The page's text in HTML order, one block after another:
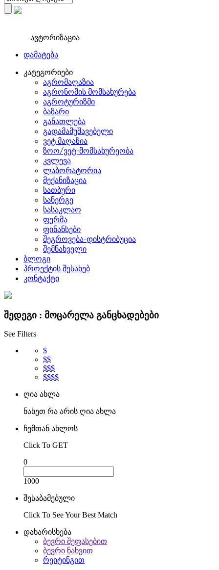
ავტორიზაცია
დამატება
კატეგორიები
აგრომაღაზია
აგრონომის მომსახურება
აგროტურიზმი
ბაზარი
განათლება
გადამამუშავებელი
ვეტ მაღაზია
ზოო/ვეტ-მომსახურეობა
კვლევა
ლაბორატორია
მექანიზაცია
სათბური
სანერგე
სასაკლაო
ფერმა
ფინანსები
შეგროვება-დისტრიბუცია
შემნახველი
ბლოგი
პროექტის შესახებ
კონტაქტი
შედეგი : მოცარელა განცხადებები
See Filters
$
$$
$$$
$$$$
ღია ახლა
ნახეთ რა არის ღია ახლა
ჩემთან ახლოს
Click To GET
0
1000
შესაბამებული
Click To See Your Best Match
დახარისხება
ბევრი შეფასებით
ბევრი ნახვით
რეიტინგით